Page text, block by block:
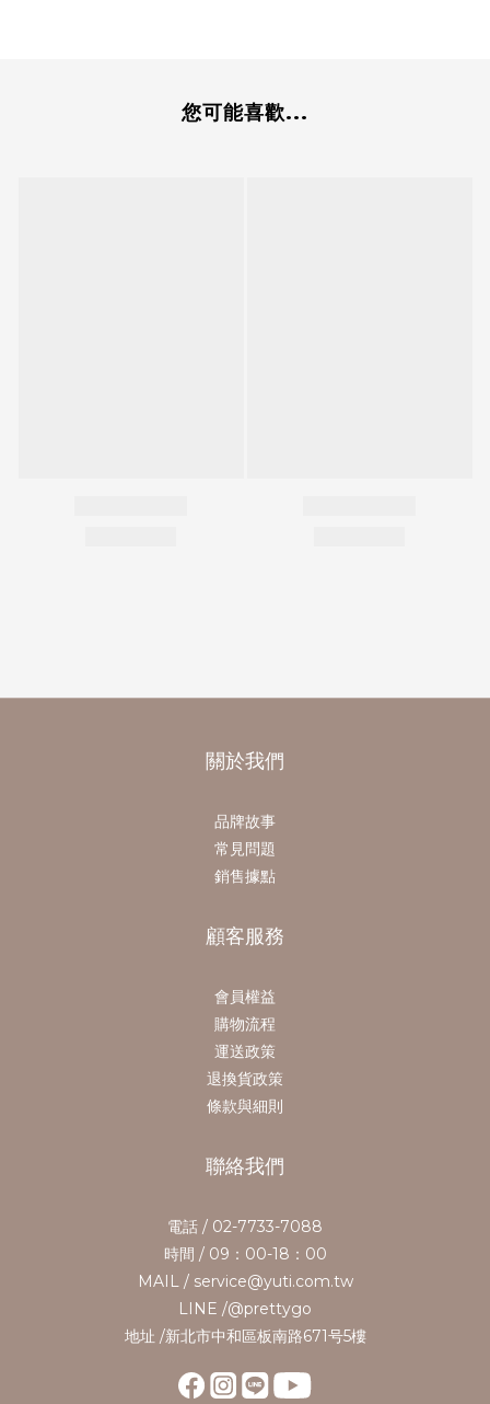
您可能喜歡...
關於我們
品牌故事
常見問題
銷售據點
顧客服務
會員權益
購物流程
運送政策
退換貨政策
條款與細則
聯絡我們
電話 / 02-7733-7088
時間 / 09：00-18：00
MAIL / service@yuti.com.tw
LINE /@prettygo
地址 /新北市中和區板南路671号5樓